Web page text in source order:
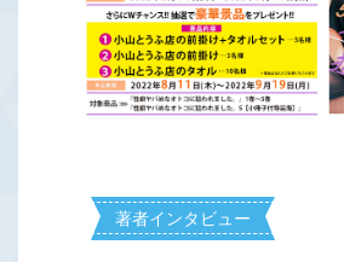
著者インタビュー